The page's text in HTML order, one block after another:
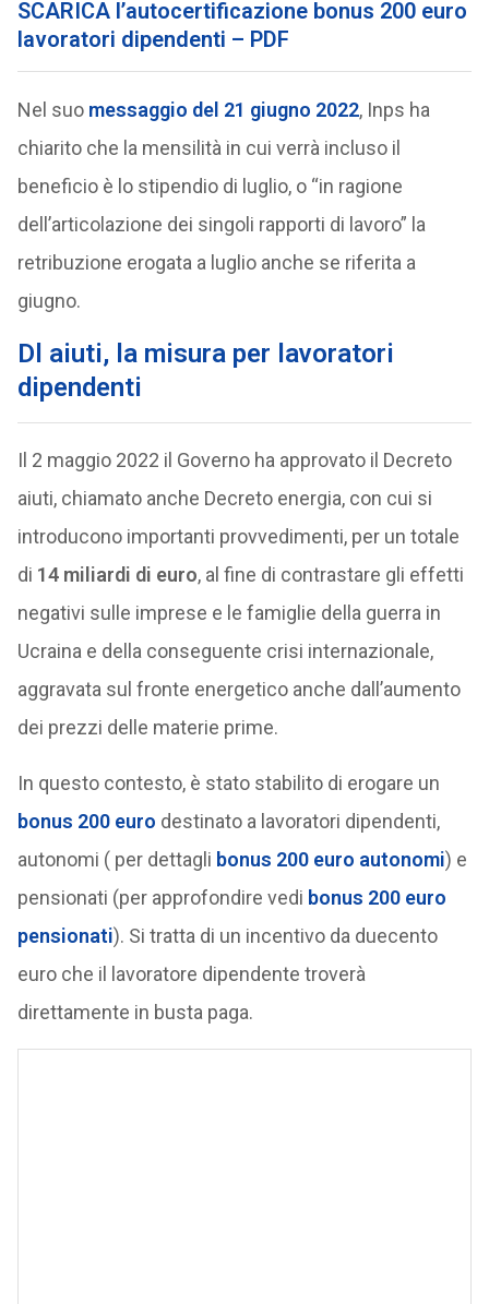
SCARICA l’autocertificazione bonus 200 euro
lavoratori dipendenti – PDF
Nel suo messaggio del 21 giugno 2022, Inps ha
chiarito che la mensilità in cui verrà incluso il
beneficio è lo stipendio di luglio, o “in ragione
dell’articolazione dei singoli rapporti di lavoro” la
retribuzione erogata a luglio anche se riferita a
giugno.
Dl aiuti, la misura per lavoratori
dipendenti
Il 2 maggio 2022 il Governo ha approvato il Decreto
aiuti, chiamato anche Decreto energia, con cui si
introducono importanti provvedimenti, per un totale
di 14 miliardi di euro, al fine di contrastare gli effetti
negativi sulle imprese e le famiglie della guerra in
Ucraina e della conseguente crisi internazionale,
aggravata sul fronte energetico anche dall’aumento
dei prezzi delle materie prime.
In questo contesto, è stato stabilito di erogare un
bonus 200 euro destinato a lavoratori dipendenti,
autonomi ( per dettagli bonus 200 euro autonomi) e
pensionati (per approfondire vedi bonus 200 euro
pensionati). Si tratta di un incentivo da duecento
euro che il lavoratore dipendente troverà
direttamente in busta paga.